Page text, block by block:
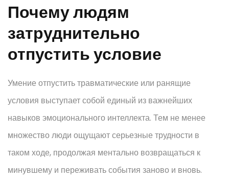
Почему людям
затруднительно
отпустить условие
Умение отпустить травматические или ранящие
условия выступает собой единый из важнейших
навыков эмоционального интеллекта. Тем не менее
множество люди ощущают серьезные трудности в
таком ходе, продолжая ментально возвращаться к
минувшему и переживать события заново и вновь.